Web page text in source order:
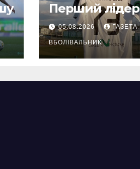
Перший лідер
05.08.2026 ГАЗЕТА
ВБОЛІВАЛЬНИК